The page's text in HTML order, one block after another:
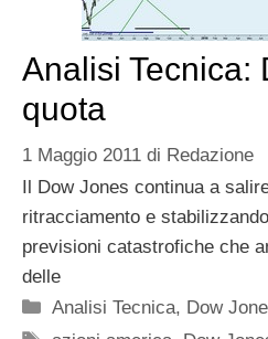
Analisi Tecnica:
quota
1 Maggio 2011 di Redazione
Il Dow Jones continua a
ritracciamento e
previsioni catastrofiche che
delle
Categorie
Analisi Tecnica, Dow